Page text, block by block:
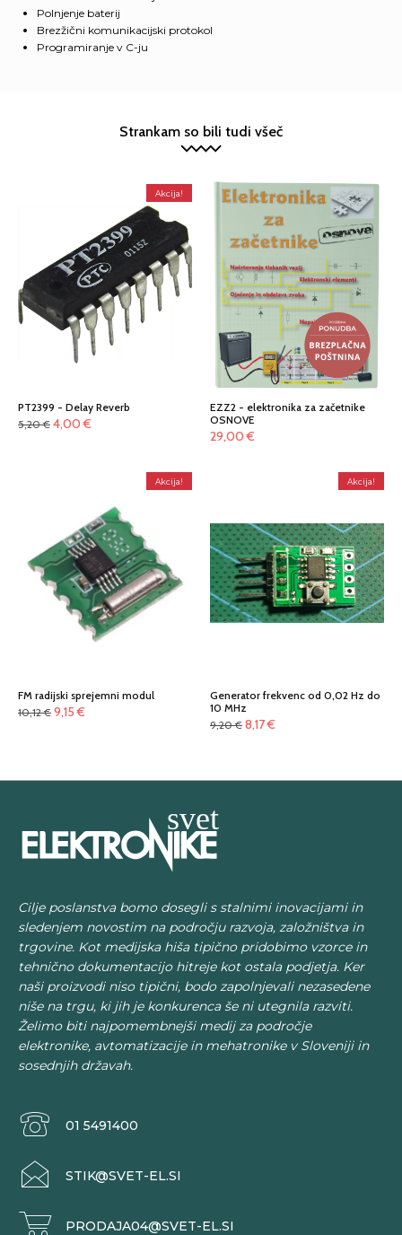
Polnjenje baterij
Brezžični komunikacijski protokol
Programiranje v C-ju
Strankam so bili tudi všeč
Akcija!
PT2399 - Delay Reverb
5,20€ Izvirna
4,00€
EZZ2 - elektronika za začetnike
OSNOVE
29,00€
Akcija!
FM radijski sprejemni modul
10,12€ Izvirna
9,15€
Akcija!
Generator frekvenc od 0,02 Hz do
10 MHz
9,20€ Izvirna
bila:
8,17€
8,17 €.
Cilje poslanstva bomo dosegli s stalnimi inovacijami in
sledenjem novostim na področju razvoja, založništva in
trgovine. Kot medijska hiša tipično pridobimo vzorce in
tehnično dokumentacijo hitreje kot ostala podjetja. Ker
naši proizvodi niso tipični, bodo zapolnjevali nezasedene
niše na trgu, ki jih je konkurenca še ni utegnila razviti.
Želimo biti najpomembnejši medij za področje
elektronike, avtomatizacije in mehatronike v Sloveniji in
sosednjih državah.
01 5491400
STIK@SVET-EL.SI
PRODAJA04@SVET-EL.SI